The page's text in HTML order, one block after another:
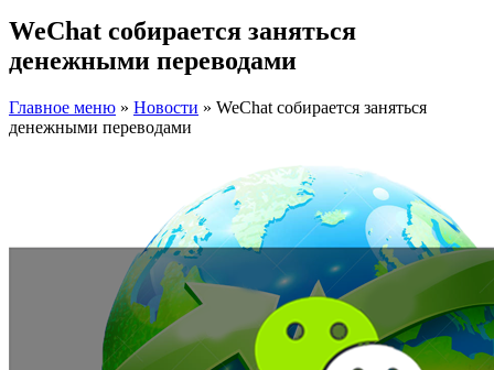
WeChat собирается заняться
денежными переводами
Главное меню » Новости » WeChat собирается заняться
денежными переводами